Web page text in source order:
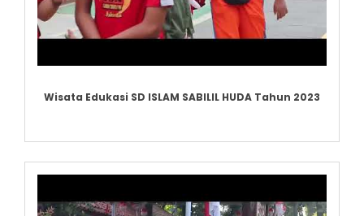
Wisata Edukasi SD ISLAM SABILIL HUDA Tahun 2023